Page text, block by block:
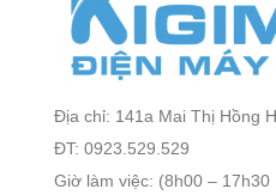
Địa chỉ: 141a Mai Thị Hồng
ĐT: 0923.529.529
Giờ làm việc: (8h00 –